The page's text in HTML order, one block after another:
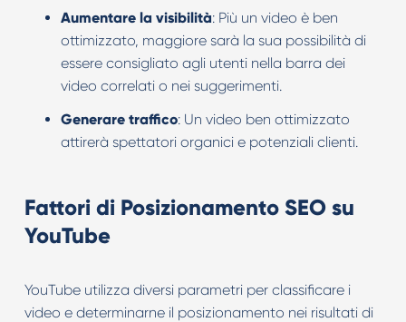
Aumentare la visibilità: Più un video è ben
ottimizzato, maggiore sarà la sua possibilità di
essere consigliato agli utenti nella barra dei
video correlati o nei suggerimenti.
Generare traffico: Un video ben ottimizzato
attirerà spettatori organici e potenziali clienti.
Fattori di Posizionamento SEO su
YouTube
YouTube utilizza diversi parametri per classificare i
video e determinarne il posizionamento nei risultati di